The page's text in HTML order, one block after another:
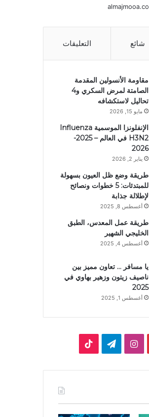
شائع التعليقات
مقاومة الأنسولين المقدمة
الصامتة لمرض السكري و4
تحاليل لاستكشافه
مايو 15, 2026
الإنفلونزا الموسمية Influenza
H3N2 في العالم – 2025-
2026
يناير 2, 2026
طريقة وضع ظل العيون بسهولة
للمبتدئات: 5 خطوات ونصائح
لإطلالة جذابة
أغسطس 8, 2025
طريقة عمل المعدس، الطبق
الخليجي الشهير
أغسطس 4, 2025
يا مسافر … تعاون مميز بين
ناصيف زيتون وزهير بهاوي في
2025
أغسطس 1, 2025
ا
ت
ق
k